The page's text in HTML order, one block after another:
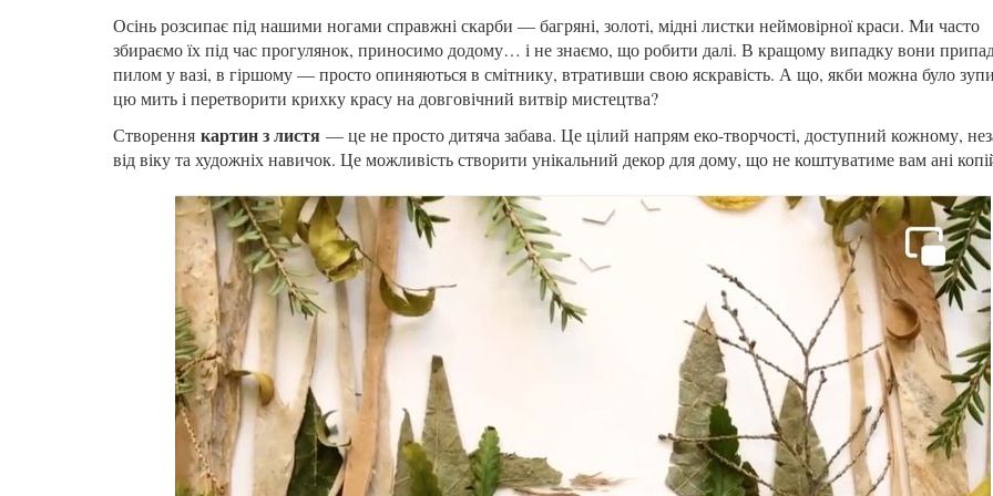
Осінь розсипає під нашими ногами справжні скарби — багряні, золоті, мідні листки неймовірної краси. Ми часто
збираємо їх під час прогулянок, приносимо додому… і не знаємо, що робити далі. В кращому випадку вони
пилом у вазі, в гіршому — просто опиняються в смітнику, втративши свою яскравість. А що, якби можна було
цю мить і перетворити крихку красу на довговічний витвір мистецтва?
Створення картин з листя — це не просто дитяча забава. Це цілий напрям еко-творчості, доступний кожному,
від віку та художніх навичок. Це можливість створити унікальний декор для дому, що не коштуватиме вам ані